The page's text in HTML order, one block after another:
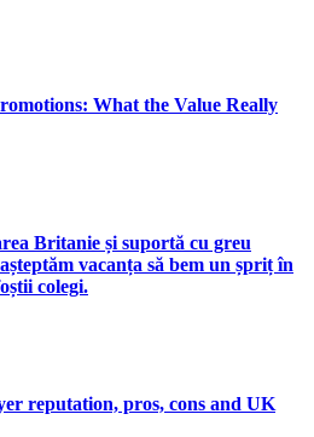
What the Value Really
Britanie și suportă cu greu
vacanța să bem un șpriț în
colegi.
reputation, pros, cons and UK